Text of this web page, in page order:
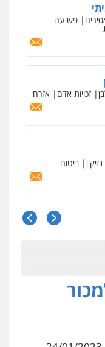
פשיעה
זכויות אדם אזרחי
נזיקין ביטוח
עורכי דין לענייני
בן 12 למכור